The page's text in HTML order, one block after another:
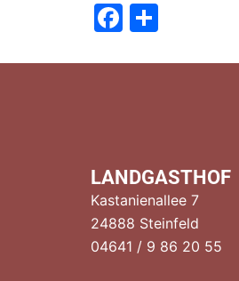
Facebook
LANDGASTHOF
Kastanienallee 7
24888 Steinfeld
04641 / 9 86 20 55